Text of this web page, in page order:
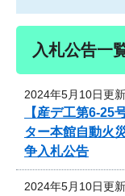
入札公告一
2024年5月10日更新
【産デ工第6-25
ター本館自動火
争入札公告
2024年5月10日更新